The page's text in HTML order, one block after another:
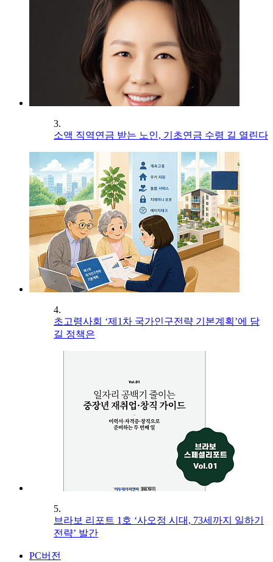
3.
소액 직역연금 받는 노인, 기초연금 수령 길 열린다
4.
초고령사회 ‘제1차 국가인구전략 기본계획’에 담
길 정책은
5.
브라보 리포트 1호 ‘사오정 시대, 73세까지 일하기
전략’ 발간
PC버전